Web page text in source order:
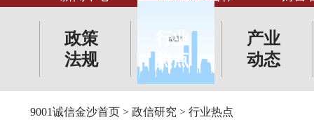
政策
法规
行业
热点
产业
动态
9001诚信金沙首页 > 政信研究 > 行业热点